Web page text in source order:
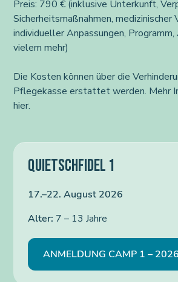
Preis: 790 € (inklusive Unterkunft,
Sicherheitsmaßnahmen, medizinischer
individueller Anpassungen,
vielem mehr)
Die Kosten können über die
Pflegekasse erstattet werden. Mehr
hier.
QUIETSCHFIDEL 1
17.–22. August 2026
Alter: 7 – 13 Jahre
ANMELDUNG CAMP 1 – 2026